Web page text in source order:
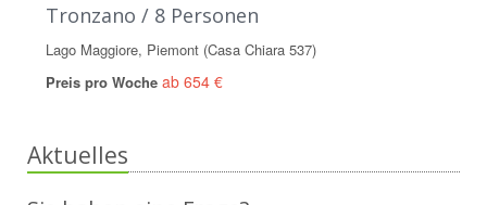
Tronzano / 8 Personen
Lago Maggiore, Piemont (Casa Chiara 537)
Preis pro Woche ab 654 €
Aktuelles